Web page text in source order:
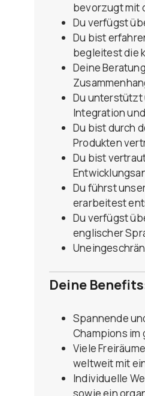
bevorzugt mit
Du verfügst
Du bist
begleitest die
Deine
Du unterstützt
Integration
Du bist durch
Produkten
Du bist
Du führst
erarbeitest
Du verfügst
englischer
Deine
Spannende
Champions
Viele
weltweit mit
Individuelle